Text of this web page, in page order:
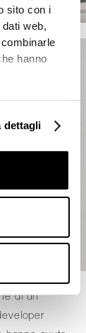
sito con i
web,
hanno
dettagli
di un